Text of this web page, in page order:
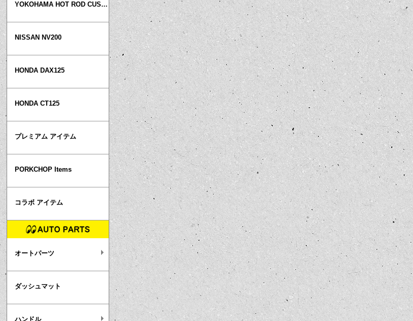
YOKOHAMA HOT ROD CUSTOM SHOW
NISSAN NV200
HONDA DAX125
HONDA CT125
プレミアム アイテム
PORKCHOP Items
コラボ アイテム
オートパーツ
ダッシュマット
ハンドル